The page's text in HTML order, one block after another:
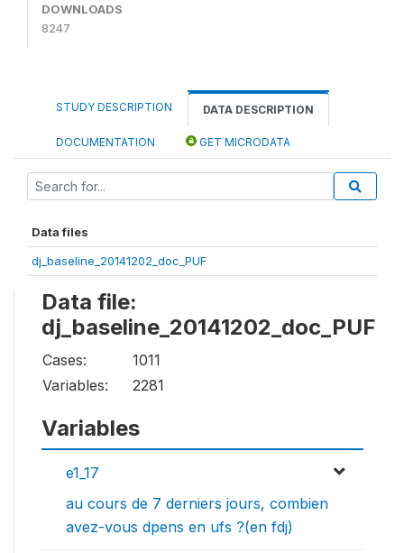
DOWNLOADS
8247
STUDY DESCRIPTION DATA DESCRIPTION
DOCUMENTATION GET MICRODATA
Data files
dj_baseline_20141202_doc_PUF
Data file:
dj_baseline_20141202_doc_PUF
Cases:
1011
Variables:
2281
Variables
e1_17
au cours de 7 derniers jours, combien
avez-vous dpens en ufs ?(en fdj)